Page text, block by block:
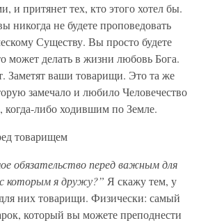
и притянет тех, кто этого хотел бы.
никогда не будете проповедовать
Существу. Вы просто будете
может делать в жизни любовь Бога.
Заметят ваши товарищи. Это та же
замечало и любило Человечество
либо ходившим по Земле.
товарищем
обязательство перед важным для
которым я дружу?” Я скажу тем, у
них товарищи. Физически: самый
который вы можете преподнести